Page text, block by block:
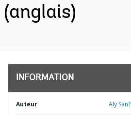
(anglais)
INFORMATION
Auteur Aly